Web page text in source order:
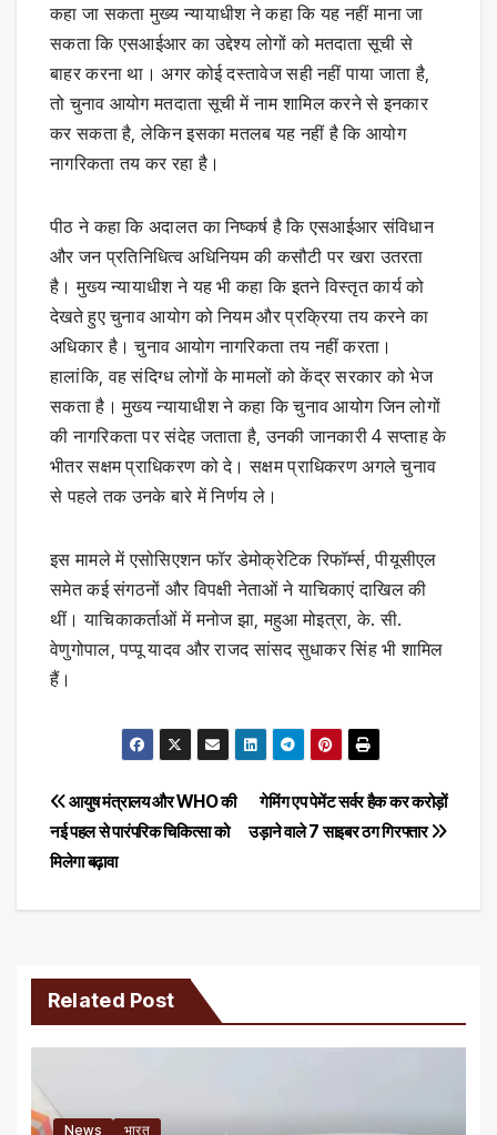
कहा जा सकता मुख्य न्यायाधीश ने कहा कि यह नहीं माना जा
सकता कि एसआईआर का उद्देश्य लोगों को मतदाता सूची से
बाहर करना था। अगर कोई दस्तावेज सही नहीं पाया जाता है,
तो चुनाव आयोग मतदाता सूची में नाम शामिल करने से इनकार
कर सकता है, लेकिन इसका मतलब यह नहीं है कि आयोग
नागरिकता तय कर रहा है।
पीठ ने कहा कि अदालत का निष्कर्ष है कि एसआईआर संविधान
और जन प्रतिनिधित्व अधिनियम की कसौटी पर खरा उतरता
है। मुख्य न्यायाधीश ने यह भी कहा कि इतने विस्तृत कार्य को
देखते हुए चुनाव आयोग को नियम और प्रक्रिया तय करने का
अधिकार है। चुनाव आयोग नागरिकता तय नहीं करता।
हालांकि, वह संदिग्ध लोगों के मामलों को केंद्र सरकार को भेज
सकता है। मुख्य न्यायाधीश ने कहा कि चुनाव आयोग जिन लोगों
की नागरिकता पर संदेह जताता है, उनकी जानकारी 4 सप्ताह के
भीतर सक्षम प्राधिकरण को दे। सक्षम प्राधिकरण अगले चुनाव
से पहले तक उनके बारे में निर्णय ले।
इस मामले में एसोसिएशन फॉर डेमोक्रेटिक रिफॉर्म्स, पीयूसीएल
समेत कई संगठनों और विपक्षी नेताओं ने याचिकाएं दाखिल की
थीं। याचिकाकर्ताओं में मनोज झा, महुआ मोइत्रा, के. सी.
वेणुगोपाल, पप्पू यादव और राजद सांसद सुधाकर सिंह भी शामिल
हैं।
Post
navigation
गेमिंग एप पेमेंट सर्वर हैक कर करोड़ों
उड़ाने वाले 7 साइबर ठग गिरफ्तार
आयुष मंत्रालय और WHO की
नई पहल से पारंपरिक चिकित्सा को
मिलेगा बढ़ावा
Related Post
News भारत